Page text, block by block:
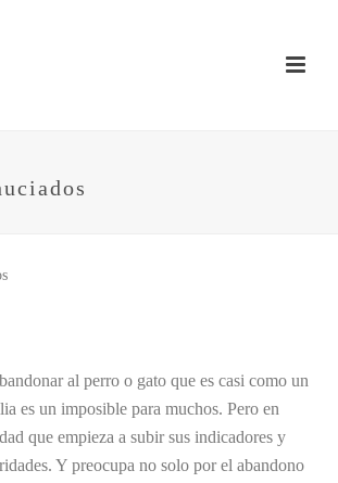
al perro o gato que es casi como un
es un imposible para muchos. Pero en
que empieza a subir sus indicadores y
Y preocupa no solo por el abandono